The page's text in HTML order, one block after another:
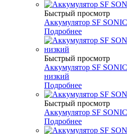
Быстрый просмотр
Аккумулятор SF
Подробнее
Быстрый просмотр
Аккумулятор SF
низкий
Подробнее
Быстрый просмотр
Аккумулятор SF
Подробнее